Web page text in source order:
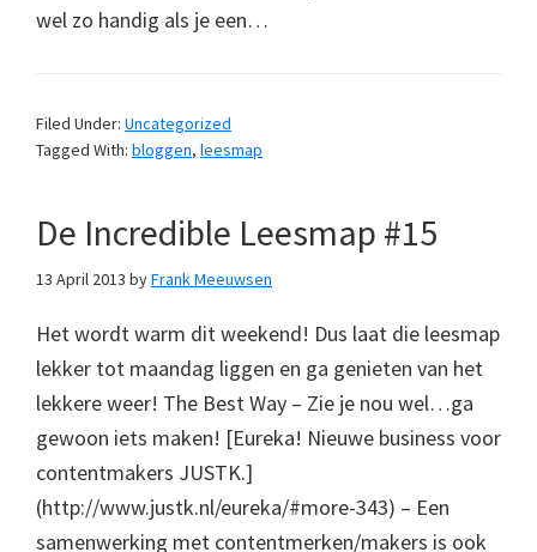
wel zo handig als je een…
Filed Under: Uncategorized
Tagged With: bloggen, leesmap
De Incredible Leesmap #15
13 April 2013 byFrank Meeuwsen
Het wordt warm dit weekend! Dus laat die leesmap
lekker tot maandag liggen en ga genieten van het
lekkere weer! The Best Way – Zie je nou wel…ga
gewoon iets maken! [Eureka! Nieuwe business voor
contentmakers JUSTK.]
(http://www.justk.nl/eureka/#more-343) – Een
samenwerking met contentmerken/makers is ook